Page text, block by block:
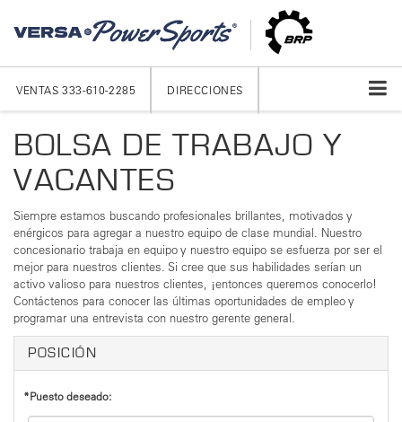
VENTAS 333-610-2285 DIRECCIONES
BOLSA DE TRABAJO Y
VACANTES
Siempre estamos buscando profesionales brillantes, motivados y
enérgicos para agregar a nuestro equipo de clase mundial. Nuestro
concesionario trabaja en equipo y nuestro equipo se esfuerza por ser el
mejor para nuestros clientes. Si cree que sus habilidades serían un
activo valioso para nuestros clientes, ¡entonces queremos conocerlo!
Contáctenos para conocer las últimas oportunidades de empleo y
programar una entrevista con nuestro gerente general.
POSICIÓN
*Puesto deseado: